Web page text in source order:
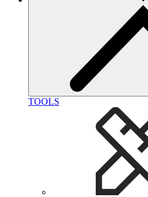
TOOLS